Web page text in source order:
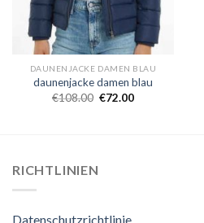
DAUNENJACKE DAMEN BLAU
daunenjacke damen blau
€108.00 €72.00
RICHTLINIEN
Datenschutzrichtlinie